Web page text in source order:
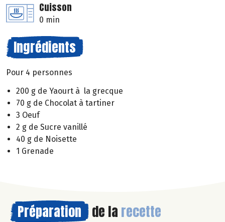
Cuisson
0 min
Ingrédients
Pour 4 personnes
200 g de Yaourt à la grecque
70 g de Chocolat à tartiner
3 Oeuf
2 g de Sucre vanillé
40 g de Noisette
1 Grenade
Préparation de la recette